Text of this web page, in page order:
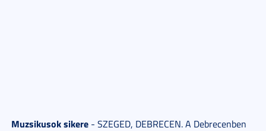
Muzsikusok sikere - SZEGED, DEBRECEN. A Debrecenben